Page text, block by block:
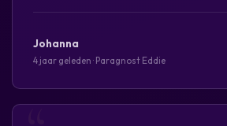
Johanna
4 jaar geleden · Paragnost Eddie